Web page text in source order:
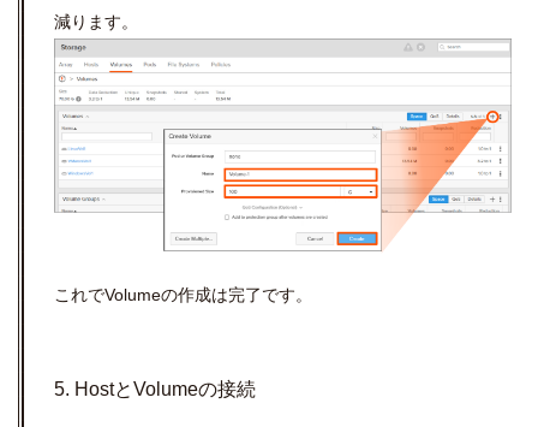
減ります。
これでVolumeの作成は完了です。
5. HostとVolumeの接続